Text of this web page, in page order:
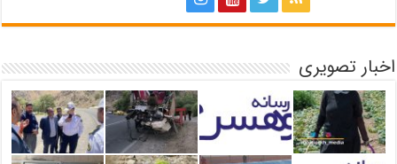
اخبار تصویری